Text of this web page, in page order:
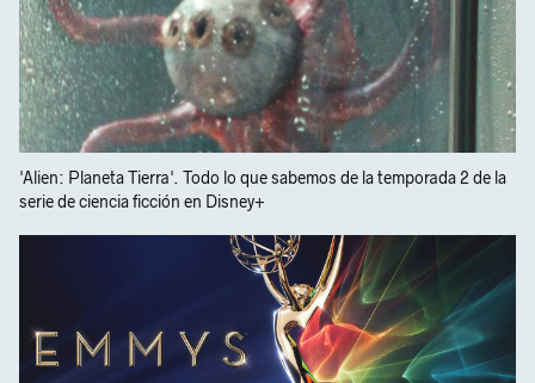
'Alien: Planeta Tierra'. Todo lo que sabemos de la temporada 2 de la
serie de ciencia ficción en Disney+